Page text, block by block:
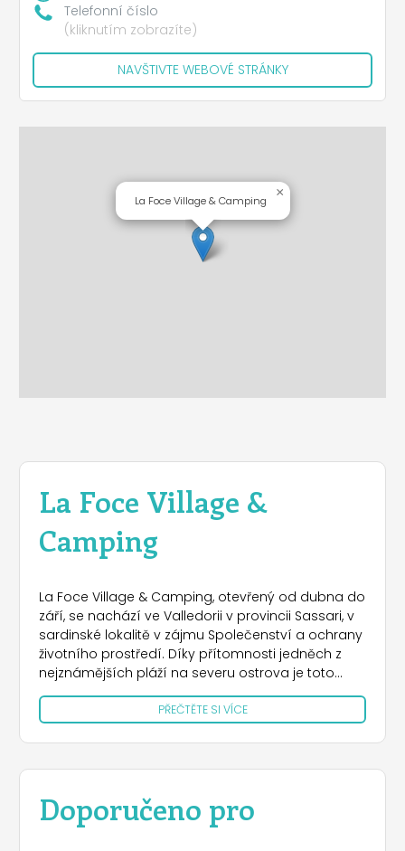
La Foce Village &
Camping
La Foce Village & Camping, otevřený od dubna do
září, se nachází ve Valledorii v provincii Sassari, v
sardinské lokalitě v zájmu Společenství a ochrany
životního prostředí. Díky přítomnosti jedněch z
nejznámějších pláží na severu ostrova je toto
místo ideální pro dovolenou u moře, ale také pro
dovolenou v přírodě, a to i díky zvláštnímu
členění terénu, kdy se řeka Coghinas vlévá do
zálivu Asinara. Pro svůj pobyt si můžete vybrat
různé typy kempů, které se od sebe liší polohou.
mají přípojku elektřiny a nacházejí se v blízkosti
bloků toalet. Všechna stání mají také parkovací
PŘEČTĚTE SI VÍCE
Doporučeno pro
Telefonní číslo
(kliknutím zobrazíte)
NAVŠTIVTE WEBOVÉ STRÁNKY
La Foce Village & Camping
×